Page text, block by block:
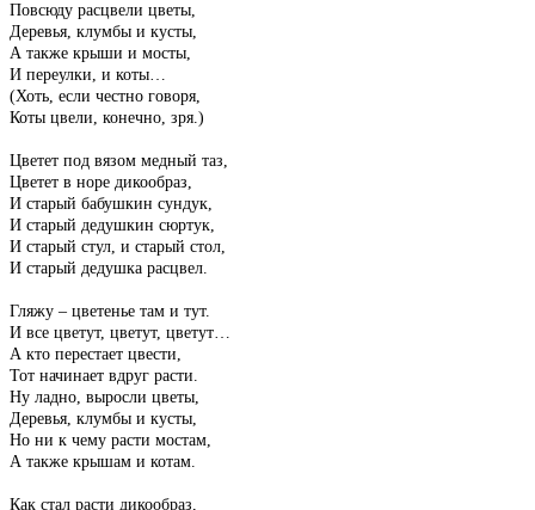
Повсюду расцвели цветы,
Деревья, клумбы и кусты,
А также крыши и мосты,
И переулки, и коты…
(Хоть, если честно говоря,
Коты цвели, конечно, зря.)
Цветет под вязом медный таз,
Цветет в норе дикообраз,
И старый бабушкин сундук,
И старый дедушкин сюртук,
И старый стул, и старый стол,
И старый дедушка расцвел.
Гляжу – цветенье там и тут.
И все цветут, цветут, цветут…
А кто перестает цвести,
Тот начинает вдруг расти.
Ну ладно, выросли цветы,
Деревья, клумбы и кусты,
Но ни к чему расти мостам,
А также крышам и котам.
Как стал расти дикообраз,